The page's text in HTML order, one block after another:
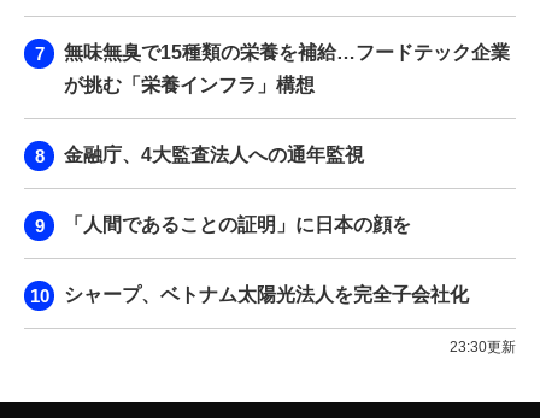
無味無臭で15種類の栄養を補給…フードテック企業
が挑む「栄養インフラ」構想
金融庁、4大監査法人への通年監視
「人間であることの証明」に日本の顔を
シャープ、ベトナム太陽光法人を完全子会社化
23:30更新